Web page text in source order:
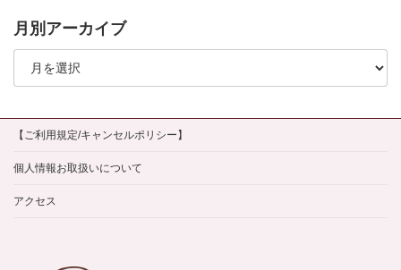
月別アーカイブ
月
イ
ブ
【ご利用規定/キャンセルポリシー】
個人情報お取扱いについて
アクセス